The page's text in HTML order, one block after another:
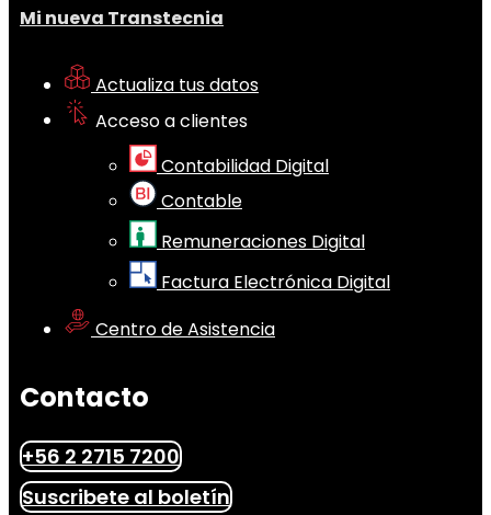
Mi nueva Transtecnia
Actualiza tus datos
Acceso a clientes
Contabilidad Digital
Contable
Remuneraciones Digital
Factura Electrónica Digital
Centro de Asistencia
Contacto
+56 2 2715 7200
Suscribete al boletín